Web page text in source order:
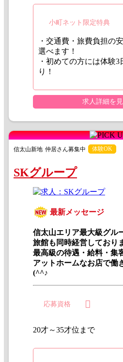
小町ネット限定特典
・交通費・旅費負担の
選べます！
・初めての方には体験3
り！
求人詳細を
信太山新地 仲居さん募集中 体験OK
SKグループ
最新メッセージ
信太山エリア最大級グル
旅館も同時経営しており
最高級の待遇・給料・集
アットホームなお店で働
(^^♪
応募資格
20才～35才位まで